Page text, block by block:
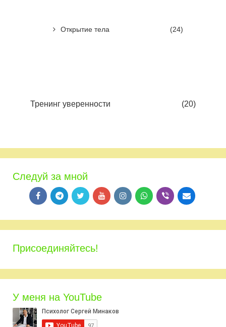
Открытие тела (24)
Тренинг уверенности (20)
Следуй за мной
Присоединяйтесь!
У меня на YouTube